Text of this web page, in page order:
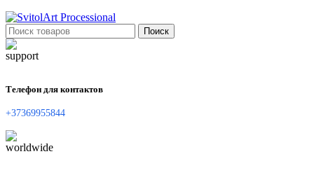
Поиск
Телефон для контактов
+37369955844